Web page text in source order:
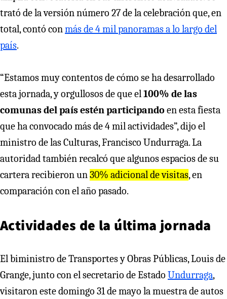
trató de la versión número 27 de la celebración que, en
total, contó conmás de 4 mil panoramas a lo largo del
país.
“Estamos muy contentos de cómo se ha desarrollado
esta jornada, y orgullosos de que el100% de las
comunas del país estén participando en esta fiesta
que ha convocado más de 4 mil actividades”, dijo el
ministro de las Culturas, Francisco Undurraga. La
autoridad también recalcó que algunos espacios de su
cartera recibieron un30% adicional de visitas, en
comparación con el año pasado.
Actividades de la última jornada
El biministro de Transportes y Obras Públicas, Louis de
Grange, junto con el secretario de Estado Undurraga,
visitaron este domingo 31 de mayo la muestra de autos